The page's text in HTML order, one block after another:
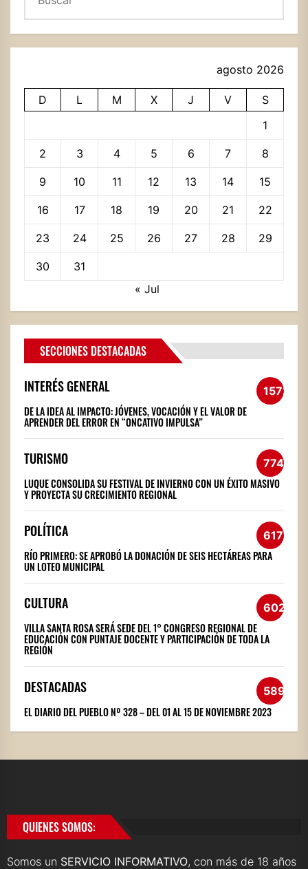
agosto 2026
D L M X J V
S
1
2 3 4 5 6 7 8
9 10 11 12 13 14 15
16 17 18 19 20 21 22
23 24 25 26 27 28 29
30
31
« Jul
SECCIONES DESTACADAS
INTERÉS GENERAL 1572
DE LA IDEA AL IMPACTO: JÓVENES, VOCACIÓN Y EL VALOR DE
APRENDER DEL ERROR EN “ONCATIVO IMPULSA”
TURISMO 774
LUQUE CONSOLIDA SU FESTIVAL DE INVIERNO CON UN ÉXITO MASIVO
Y PROYECTA SU CRECIMIENTO REGIONAL
POLÍTICA 617
RÍO PRIMERO: SE APROBÓ LA DONACIÓN DE SEIS HECTÁREAS PARA
UN LOTEO MUNICIPAL
CULTURA 602
VILLA SANTA ROSA SERÁ SEDE DEL 1° CONGRESO REGIONAL DE
EDUCACIÓN CON PUNTAJE DOCENTE Y PARTICIPACIÓN DE TODA LA
REGIÓN
DESTACADAS 589
EL DIARIO DEL PUEBLO Nº 328 – DEL 01 AL 15 DE NOVIEMBRE 2023
QUIENES SOMOS:
Somos un SERVICIO INFORMATIVO, con más de 18 años